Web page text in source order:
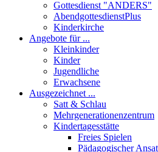
Gottesdienst "ANDERS"
AbendgottesdienstPlus
Kinderkirche
Angebote für ...
Kleinkinder
Kinder
Jugendliche
Erwachsene
Ausgezeichnet ...
Satt & Schlau
Mehrgenerationenzentrum
Kindertagesstätte
Freies Spielen
Pädagogischer